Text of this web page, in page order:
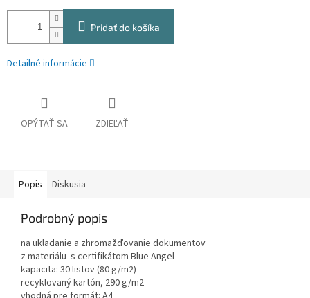
Pridať do košíka
Detailné informácie
OPÝTAŤ SA ZDIEĽAŤ
Popis Diskusia
Podrobný popis
na ukladanie a zhromažďovanie dokumentov
z materiálu s certifikátom Blue Angel
kapacita: 30 listov (80 g/m2)
recyklovaný kartón, 290 g/m2